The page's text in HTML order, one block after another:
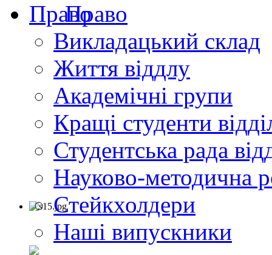
Право
Викладацький склад
Життя віддлу
Академічні групи
Кращі студенти
Студентська рада
Науково-методична
Стейкхолдери
Наші випускники